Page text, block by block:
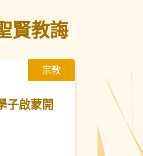
賢教誨
宗教
子啟蒙開